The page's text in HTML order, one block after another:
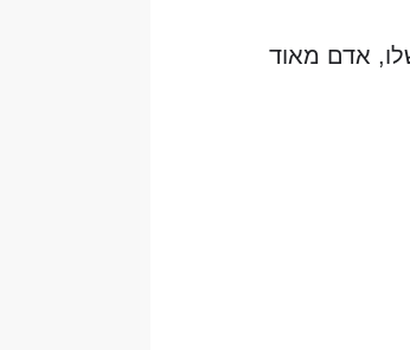
ולא יצא מהאזור שלו, אדם מאוד